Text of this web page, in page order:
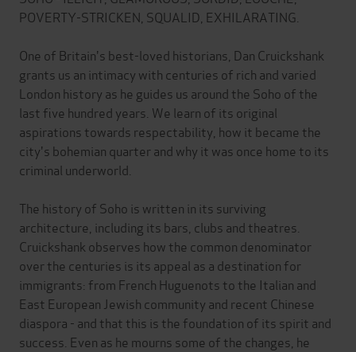
POVERTY-STRICKEN, SQUALID, EXHILARATING.
One of Britain's best-loved historians, Dan Cruickshank
grants us an intimacy with centuries of rich and varied
London history as he guides us around the Soho of the
last five hundred years. We learn of its original
aspirations towards respectability, how it became the
city's bohemian quarter and why it was once home to its
criminal underworld.
The history of Soho is written in its surviving
architecture, including its bars, clubs and theatres.
Cruickshank observes how the common denominator
over the centuries is its appeal as a destination for
immigrants: from French Huguenots to the Italian and
East European Jewish community and recent Chinese
diaspora - and that this is the foundation of its spirit and
success. Even as he mourns some of the changes, he